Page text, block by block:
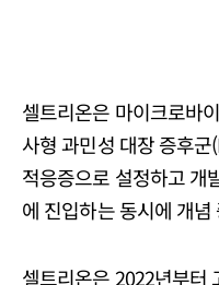
셀트리온은 마이크로바
사형 과민성 대장 증후
적응증으로 설정하고 개
에 진입하는 동시에 개
셀트리온은 2022년부터